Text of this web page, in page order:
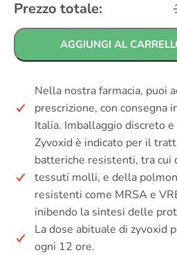
Prezzo totale:
AGGIUNGI AL
Nella nostra farmacia, puoi
prescrizione, con
Italia. Imballaggio discreto e
Zyvoxid è indicato per il
batteriche resistenti, tra
tessuti molli, e della
resistenti come MRSA e
inibendo la sintesi delle
La dose abituale di zyvoxid
ogni 12 ore.